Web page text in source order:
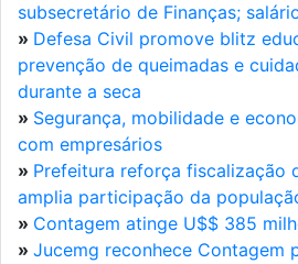
subsecretário de Finanças;
» Defesa Civil promove blitz
prevenção de queimadas e
durante a seca
» Segurança, mobilidade e
com empresários
» Prefeitura reforça fiscalização
amplia participação da
» Contagem atinge U$$ 385
» Jucemg reconhece Contagem